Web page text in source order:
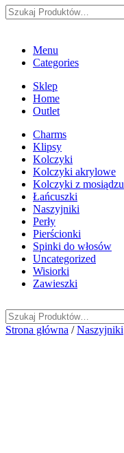
Menu
Categories
Sklep
Home
Outlet
Charms
Klipsy
Kolczyki
Kolczyki akrylowe
Kolczyki z mosiądzu
Łańcuszki
Naszyjniki
Perły
Pierścionki
Spinki do włosów
Uncategorized
Wisiorki
Zawieszki
Strona główna /Naszyjniki